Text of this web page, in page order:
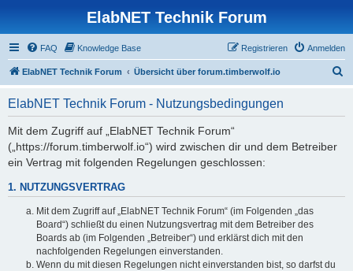
ElabNET Technik Forum
FAQ Knowledge Base Anmelden
Registrieren
ElabNET Technik Forum Übersicht über forum.timberwolf.io
ElabNET Technik Forum - Nutzungsbedingungen
Mit dem Zugriff auf „ElabNET Technik Forum“
(„https://forum.timberwolf.io“) wird zwischen dir und dem Betreiber
ein Vertrag mit folgenden Regelungen geschlossen:
1. NUTZUNGSVERTRAG
Mit dem Zugriff auf „ElabNET Technik Forum“ (im Folgenden „das
Board“) schließt du einen Nutzungsvertrag mit dem Betreiber des
Boards ab (im Folgenden „Betreiber“) und erklärst dich mit den
nachfolgenden Regelungen einverstanden.
Wenn du mit diesen Regelungen nicht einverstanden bist, so darfst du